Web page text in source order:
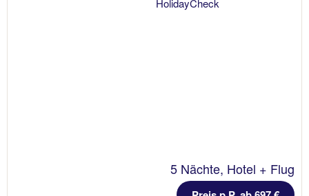
5 Nächte, Hotel + Flug